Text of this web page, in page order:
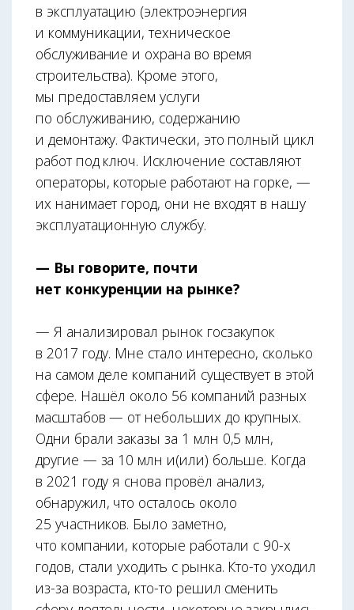
в эксплуатацию (электроэнергия
и коммуникации, техническое
обслуживание и охрана во время
строительства). Кроме этого,
мы предоставляем услуги
по обслуживанию, содержанию
и демонтажу. Фактически, это полный цикл
работ под ключ. Исключение составляют
операторы, которые работают на горке, —
их нанимает город, они не входят в нашу
эксплуатационную службу.
— Вы говорите, почти
нет конкуренции на рынке?
— Я анализировал рынок госзакупок
в 2017 году. Мне стало интересно, сколько
на самом деле компаний существует в этой
сфере. Нашёл около 56 компаний разных
масштабов — от небольших до крупных.
Одни брали заказы за 1 млн 0,5 млн,
другие — за 10 млн и(или) больше. Когда
в 2021 году я снова провёл анализ,
обнаружил, что осталось около
25 участников. Было заметно,
что компании, которые работали с 90-х
годов, стали уходить с рынка. Кто-то уходил
из-за возраста, кто-то решил сменить